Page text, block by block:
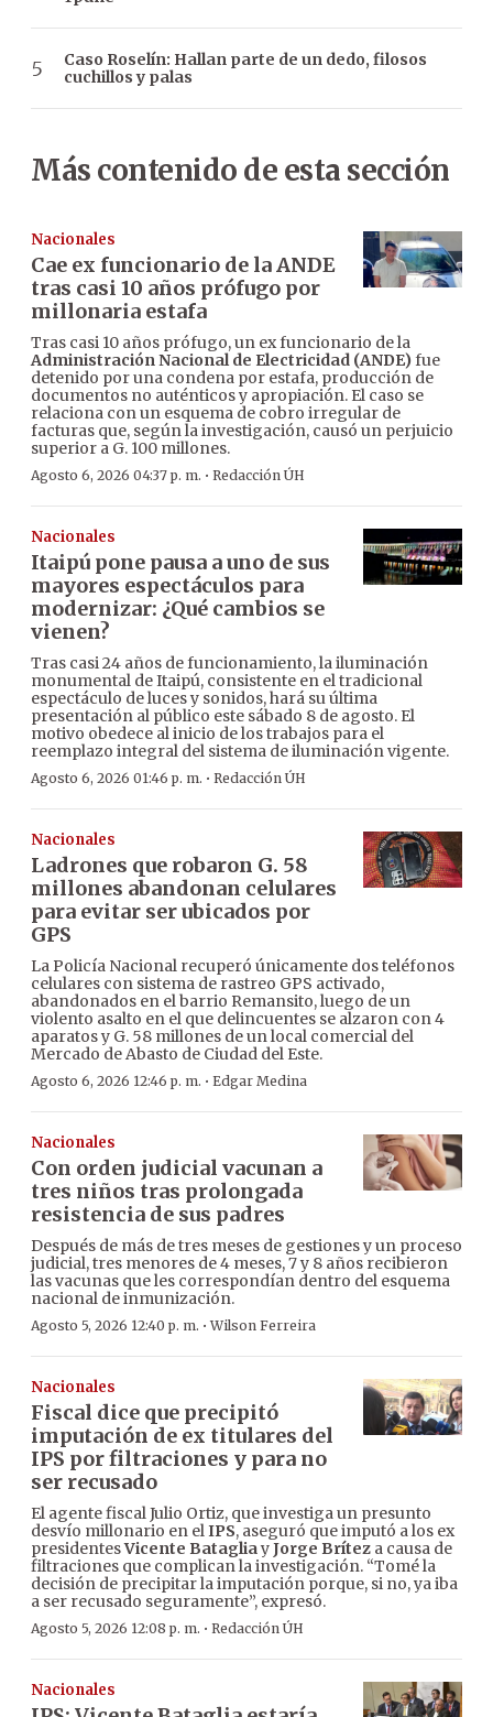
Caso Roselín: Hallan parte de un dedo, filosos
cuchillos y palas
Más contenido de esta sección
Nacionales
Cae ex funcionario de la ANDE
tras casi 10 años prófugo por
millonaria estafa
Tras casi 10 años prófugo, un ex funcionario de la
Administración Nacional de Electricidad (ANDE)fue
detenido por una condena por estafa, producción de
documentos no auténticos y apropiación. El caso se
relaciona con un esquema de cobro irregular de
facturas que, según la investigación, causó un perjuicio
superior a G. 100 millones.
Agosto 6, 2026 04:37 p. m. · Redacción ÚH
Nacionales
Itaipú pone pausa a uno de sus
mayores espectáculos para
modernizar: ¿Qué cambios se
vienen?
Tras casi 24 años de funcionamiento, la iluminación
monumental de Itaipú, consistente en el tradicional
espectáculo de luces y sonidos, hará su última
presentación al público este sábado 8 de agosto. El
motivo obedece al inicio de los trabajos para el
reemplazo integral del sistema de iluminación vigente.
Agosto 6, 2026 01:46 p. m. · Redacción ÚH
Nacionales
Ladrones que robaron G. 58
millones abandonan celulares
para evitar ser ubicados por
GPS
La Policía Nacional recuperó únicamente dos teléfonos
celulares con sistema de rastreo GPS activado,
abandonados en el barrio Remansito, luego de un
violento asalto en el que delincuentes se alzaron con 4
aparatos y G. 58 millones de un local comercial del
Mercado de Abasto de Ciudad del Este.
Agosto 6, 2026 12:46 p. m. · Edgar Medina
Nacionales
Con orden judicial vacunan a
tres niños tras prolongada
resistencia de sus padres
Después de más de tres meses de gestiones y un proceso
judicial, tres menores de 4 meses, 7 y 8 años recibieron
las vacunas que les correspondían dentro del esquema
nacional de inmunización.
Agosto 5, 2026 12:40 p. m. ·Wilson Ferreira
Nacionales
Fiscal dice que precipitó
imputación de ex titulares del
IPS por filtraciones y para no
ser recusado
El agente fiscal Julio Ortiz, que investiga un presunto
desvío millonario en elIPS, aseguró que imputó a los ex
presidentesVicente BatagliayJorge Brítez a causa de
filtraciones que complican la investigación. “Tomé la
decisión de precipitar la imputación porque, si no, ya iba
a ser recusado seguramente”, expresó.
Agosto 5, 2026 12:08 p. m. · Redacción ÚH
Nacionales